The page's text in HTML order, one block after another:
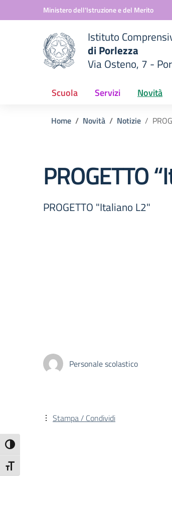
Attiva/disattiva alto contrasto
Attiva/disattiva dimensione testo
Vai ai contenuti
Vai al menu di navigazioneMinistero dell'Istruzione e del Merito
scuola
Istituto
di Porlezza
Via Osteno, 7 -
Scuola Servizi Novità
Home Novità Notizie
PROGETTO
PROGETTO "Italiano L2"
Personale scolastico
Stampa / Condividi